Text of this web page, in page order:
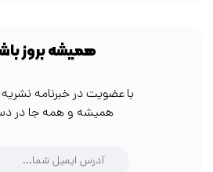
همیشه بروز
با عضویت در خبرنامه نشریه
همیشه و همه جا در